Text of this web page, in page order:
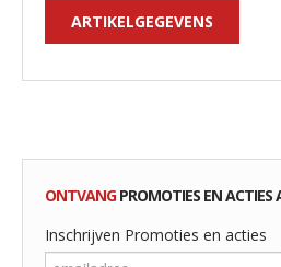
ARTIKELGEGEVENS
ONTVANGPROMOTIES EN ACTIES
Inschrijven Promoties en acties